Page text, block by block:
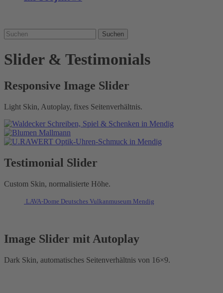
Suchen
Slider & Testimonials
Responsive Image Slider
Light Skin, Autoplay, fixes Seitenverhältnis.
Testimonial Slider
Custom Skin, normalisierte Höhe.
LAVA-Dome Deutsches Vulkanmuseum Mendig
Image Slider mit Autoplay
Dark Skin, automatisches Seitenverhältnis von 16×9.